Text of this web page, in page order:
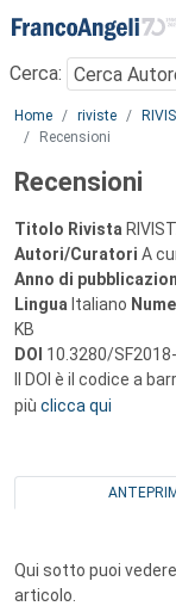
Menu
Cerca:
Main content
Home riviste
Recensioni
Recensioni
Titolo Rivista
Autori/Curatori A
Anno di
Lingua Italiano
KB
DOI 10.3280/
Il DOI è il codice a
più clicca qui
Qui sotto puoi
articolo.